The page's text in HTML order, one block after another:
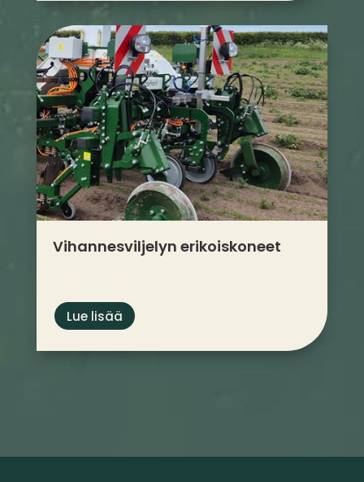
Vihannes­viljelyn erikoiskoneet
Lue lisää